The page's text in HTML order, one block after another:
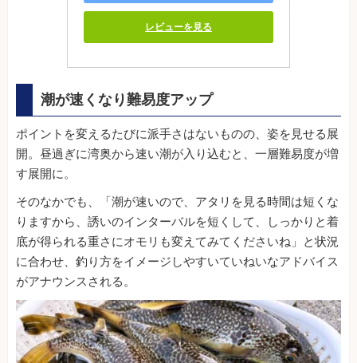
レビューを見る
潮が速くなり難易度アップ
ポイントを変えるたびに派手さはないものの、姿を見せる展
開。昼過ぎに湾奥から速い潮が入り込むと、一層難易度が増
す展開に。
そのなかでも、「潮が速いので、アタリを見る時間は短くな
りますから、誘いのインターバルを短くして、しっかりと着
底が得られる重さにオモリも変えてみてくださいね」と状況
に合わせ、釣り方をイメージしやすいていねいなアドバイス
がアナウンスされる。